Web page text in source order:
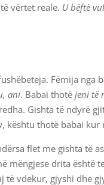
vërtet reale. U bëftë
Fëmija nga
ani. Babai thotëjeni të
Gishta të ndyrë
, kështu thotë babai kur
flet me gishta të
mëngjese drita është
të vdekur, gjyshi dhe